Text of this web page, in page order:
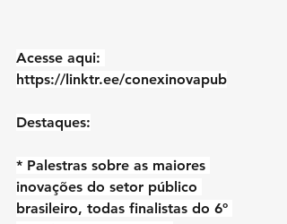
Acesse aqui:
https://linktr.ee/conexinovapub
Destaques:
* Palestras sobre as maiores
inovações do setor público
brasileiro, todas finalistas do 6º